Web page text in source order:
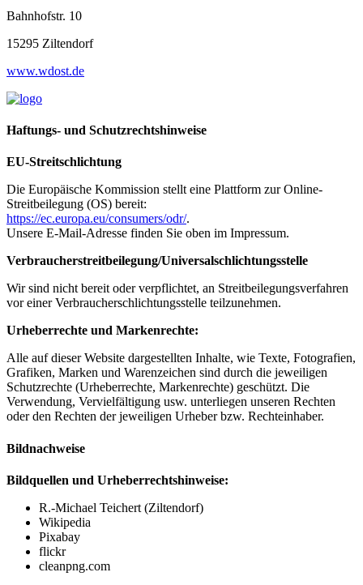
Bahnhofstr. 10
15295 Ziltendorf
www.wdost.de
Haftungs- und Schutzrechtshinweise
EU-Streitschlichtung
Die Europäische Kommission stellt eine Plattform zur Online-
Streitbeilegung (OS) bereit:
https://ec.europa.eu/consumers/odr/.
Unsere E-Mail-Adresse finden Sie oben im Impressum.
Verbraucherstreitbeilegung/Universalschlichtungsstelle
Wir sind nicht bereit oder verpflichtet, an Streitbeilegungsverfahren
vor einer Verbraucherschlichtungsstelle teilzunehmen.
Urheberrechte und Markenrechte:
Alle auf dieser Website dargestellten Inhalte, wie Texte, Fotografien,
Grafiken, Marken und Warenzeichen sind durch die jeweiligen
Schutzrechte (Urheberrechte, Markenrechte) geschützt. Die
Verwendung, Vervielfältigung usw. unterliegen unseren Rechten
oder den Rechten der jeweiligen Urheber bzw. Rechteinhaber.
Bildnachweise
Bildquellen und Urheberrechtshinweise:
R.-Michael Teichert (Ziltendorf)
Wikipedia
Pixabay
flickr
cleanpng.com